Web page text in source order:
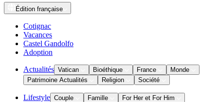
Édition française
Cotignac
Vacances
Castel Gandolfo
Adoption
Actualités Vatican Bioéthique France
Monde
Patrimoine Actualités
Religion Société
Lifestyle Couple Famille
For Her et For Him